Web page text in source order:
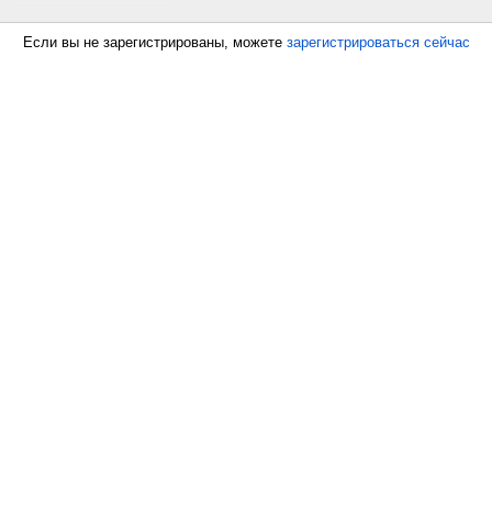
Если вы не зарегистрированы, можете зарегистрироваться сейчас